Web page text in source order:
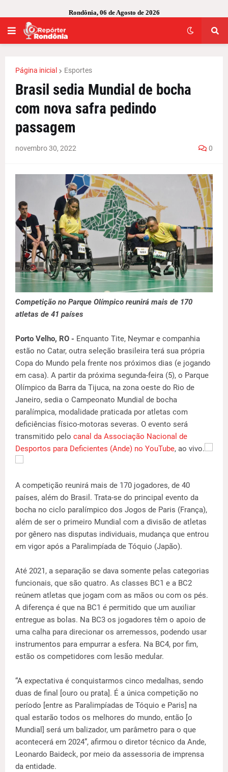
Rondônia, 06 de Agosto de 2026
Página inicial Esportes
Brasil sedia Mundial de bocha
com nova safra pedindo
passagem
novembro 30, 2022 0
Competição no Parque Olímpico reunirá mais de 170
atletas de 41 países
Porto Velho, RO - Enquanto Tite, Neymar e companhia
estão no Catar, outra seleção brasileira terá sua própria
Copa do Mundo pela frente nos próximos dias (e jogando
em casa). A partir da próxima segunda-feira (5), o Parque
Olímpico da Barra da Tijuca, na zona oeste do Rio de
Janeiro, sedia o Campeonato Mundial de bocha
paralímpica, modalidade praticada por atletas com
deficiências físico-motoras severas. O evento será
transmitido pelo canal da Associação Nacional de
Desportos para Deficientes (Ande) no YouTube, ao vivo.
A competição reunirá mais de 170 jogadores, de 40
países, além do Brasil. Trata-se do principal evento da
bocha no ciclo paralímpico dos Jogos de Paris (França),
além de ser o primeiro Mundial com a divisão de atletas
por gênero nas disputas individuais, mudança que entrou
em vigor após a Paralimpíada de Tóquio (Japão).
Até 2021, a separação se dava somente pelas categorias
funcionais, que são quatro. As classes BC1 e a BC2
reúnem atletas que jogam com as mãos ou com os pés.
A diferença é que na BC1 é permitido que um auxiliar
entregue as bolas. Na BC3 os jogadores têm o apoio de
uma calha para direcionar os arremessos, podendo usar
instrumentos para empurrar a esfera. Na BC4, por fim,
estão os competidores com lesão medular.
“A expectativa é conquistarmos cinco medalhas, sendo
duas de final [ouro ou prata]. É a única competição no
período [entre as Paralimpíadas de Tóquio e Paris] na
qual estarão todos os melhores do mundo, então [o
Mundial] será um balizador, um parâmetro para o que
acontecerá em 2024”, afirmou o diretor técnico da Ande,
Leonardo Baideck, por meio da assessoria de imprensa
da entidade.